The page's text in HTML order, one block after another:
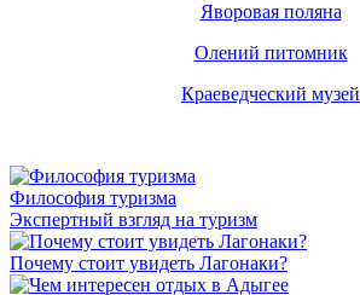
Яворовая поляна
Олений питомник
Краеведческий музей
Философия туризма
Экспертный взгляд на туризм
Почему стоит увидеть Лагонаки?